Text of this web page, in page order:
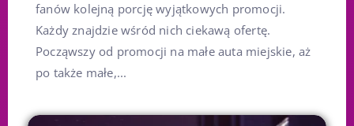
fanów kolejną porcję wyjątkowych promocji.
Każdy znajdzie wśród nich ciekawą ofertę.
Począwszy od promocji na małe auta miejskie, aż
po także małe,...